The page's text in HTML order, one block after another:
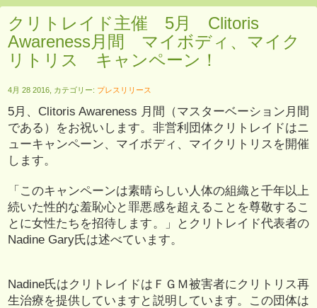
クリトレイド主催 5月 Clitoris
Awareness月間 マイボディ、マイク
リトリス キャンペーン！
4月 28 2016, カテゴリー: プレスリリース
5月、Clitoris Awareness 月間（マスターベーション月間
である）をお祝いします。非営利団体クリトレイドはニ
ューキャンペーン、マイボディ、マイクリトリスを開催
します。
「このキャンペーンは素晴らしい人体の組織と千年以上
続いた性的な羞恥心と罪悪感を超えることを尊敬するこ
とに女性たちを招待します。」とクリトレイド代表者の
Nadine Gary氏は述べています。
Nadine氏はクリトレイドはＦＧＭ被害者にクリトリス再
生治療を提供していますと説明しています。この団体は